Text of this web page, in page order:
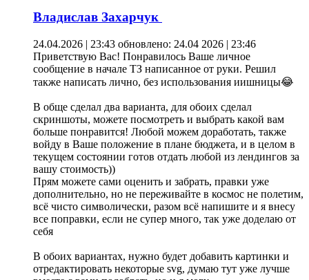
Владислав Захарчук
24.04.2026 | 23:43 обновлено: 24.04 2026 | 23:46
Приветствую Вас! Понравилось Ваше личное
сообщение в начале ТЗ написанное от руки. Решил
также написать лично, без использования иишницы😂
В обще сделал два варианта, для обоих сделал
скриншоты, можете посмотреть и выбрать какой вам
больше понравится! Любой можем доработать, также
войду в Ваше положение в плане бюджета, и в целом в
текущем состоянии готов отдать любой из лендингов за
вашу стоимость))
Прям можете сами оценить и забрать, правки уже
дополнительно, но не переживайте в космос не полетим,
всё чисто символически, разом всё напишите и я внесу
все поправки, если не супер много, так уже доделаю от
себя
В обоих вариантах, нужно будет добавить картинки и
отредактировать некоторые svg, думаю тут уже лучше